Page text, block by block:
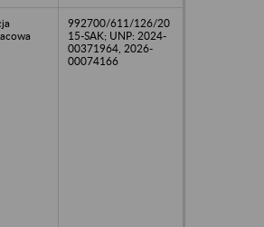
992700/611/126/20
15-SAK; UNP: 2024-
00371964, 2026-
00074166